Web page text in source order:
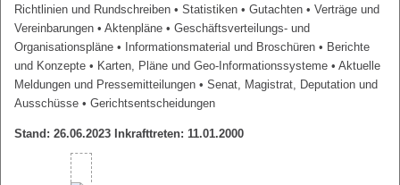
Richtlinien und Rundschreiben • Statistiken • Gutachten • Verträge und
Vereinbarungen • Aktenpläne • Geschäftsverteilungs- und
Organisationspläne • Informationsmaterial und Broschüren • Berichte
und Konzepte • Karten, Pläne und Geo-Informationssysteme • Aktuelle
Meldungen und Pressemitteilungen • Senat, Magistrat, Deputation und
Ausschüsse • Gerichtsentscheidungen
Stand: 26.06.2023 Inkrafttreten: 11.01.2000